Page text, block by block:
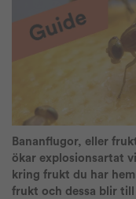
Bananflugor, eller
ökar explosionsartat
kring frukt du har
frukt och dessa blir